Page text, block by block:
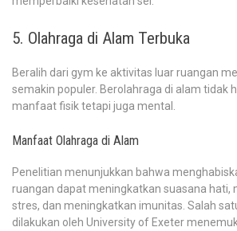
5. Olahraga di Alam Terbuka
Beralih dari gym ke aktivitas luar ruangan
semakin populer. Berolahraga di alam tidak
manfaat fisik tetapi juga mental.
Manfaat Olahraga di Alam
Penelitian menunjukkan bahwa
ruangan dapat meningkatkan suasana hati,
stres, dan meningkatkan imunitas. Salah
dilakukan oleh University of Exeter